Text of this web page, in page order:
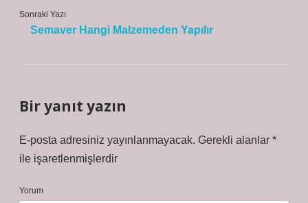
Sonraki Yazı
Semaver Hangi Malzemeden Yapılır
Bir yanıt yazın
E-posta adresiniz yayınlanmayacak. Gerekli alanlar *
ile işaretlenmişlerdir
Yorum